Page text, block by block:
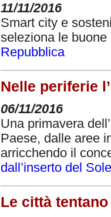
11/11/2016
Smart city e
seleziona le
Repubblica
Nelle periferie
06/11/2016
Una primavera
Paese, dalle aree
arricchendo il
dall’inserto del
Le città